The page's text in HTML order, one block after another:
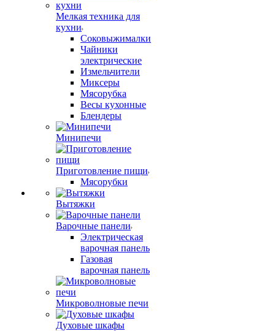
Мелкая техника для
кухни
Соковыжималки
Чайники
электрические
Измельчители
Миксеры
Мясорубка
Весы кухонные
Блендеры
Минипечи
Приготовление пищи
Мясорубки
Вытяжки
Варочные панели
Электрическая
варочная панель
Газовая
варочная панель
Микроволновые печи
Духовые шкафы